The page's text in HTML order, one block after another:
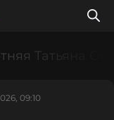
Татьяна
09:10